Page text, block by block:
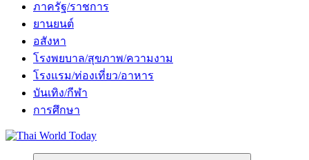
ภาครัฐ/ราชการ
ยานยนต์
อสังหา
โรงพยบาล/สุขภาพ/ความงาม
โรงแรม/ท่องเที่ยว/อาหาร
บันเทิง/กีฬา
การศึกษา